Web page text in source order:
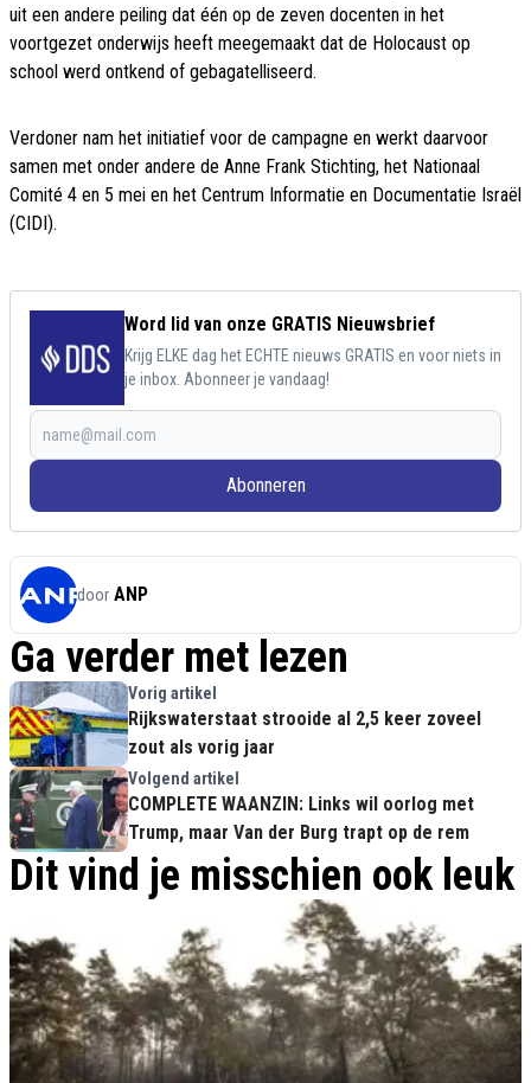
uit een andere peiling dat één op de zeven docenten in het
voortgezet onderwijs heeft meegemaakt dat de Holocaust op
school werd ontkend of gebagatelliseerd.
Verdoner nam het initiatief voor de campagne en werkt daarvoor
samen met onder andere de Anne Frank Stichting, het Nationaal
Comité 4 en 5 mei en het Centrum Informatie en Documentatie Israël
(CIDI).
Word lid van onze GRATIS Nieuwsbrief
Krijg ELKE dag het ECHTE nieuws GRATIS en voor niets in
je inbox. Abonneer je vandaag!
Abonneren
door ANP
Ga verder met lezen
Vorig artikel
Rijkswaterstaat strooide al 2,5 keer zoveel
zout als vorig jaar
Volgend artikel
COMPLETE WAANZIN: Links wil oorlog met
Trump, maar Van der Burg trapt op de rem
Dit vind je misschien ook leuk